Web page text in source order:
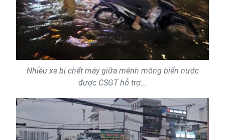
Nhiều xe bị chết máy giữa mênh mông biển nước
được CSGT hỗ trợ...